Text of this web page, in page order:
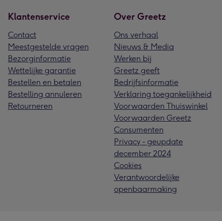
Klantenservice
Contact
Meestgestelde vragen
Bezorginformatie
Wettelijke garantie
Bestellen en betalen
Bestelling annuleren
Retourneren
Over Greetz
Ons verhaal
Nieuws & Media
Werken bij
Greetz geeft
Bedrijfsinformatie
Verklaring toegankelijkheid
Voorwaarden Thuiswinkel
Voorwaarden Greetz
Consumenten
Privacy - geupdate
december 2024
Cookies
Verantwoordelijke
openbaarmaking